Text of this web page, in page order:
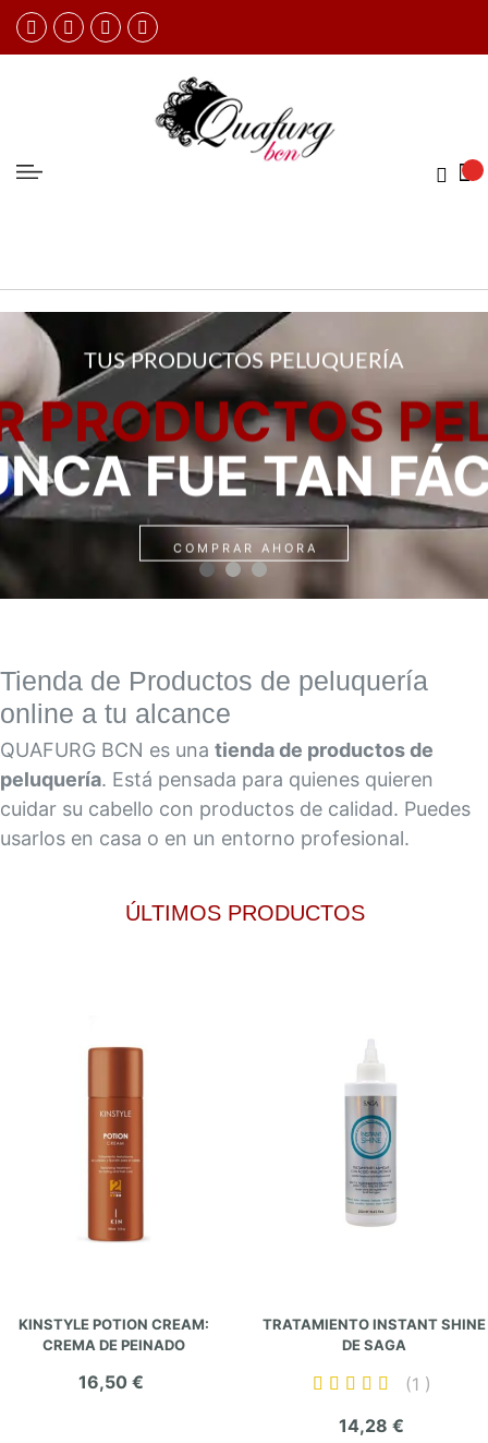
TUS PRODUCTOS PELUQUERÍA
PRODUCTOS
FUE TAN
COMPRAR AHORA
Tienda de Productos de peluquería
online a tu alcance
QUAFURG BCN es una tienda de productos de
peluquería. Está pensada para quienes quieren
cuidar su cabello con productos de calidad. Puedes
usarlos en casa o en un entorno profesional.
ÚLTIMOS PRODUCTOS
KINSTYLE POTION CREAM:
CREMA DE PEINADO
16,50 €
TRATAMIENTO INSTANT SHINE
DE SAGA
V
a
1
14,28 €